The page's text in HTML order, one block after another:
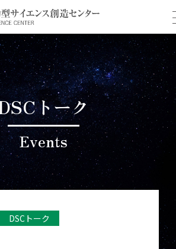
情報 ＞ 第17回DSC Talk
トーク
Events
DSCトーク